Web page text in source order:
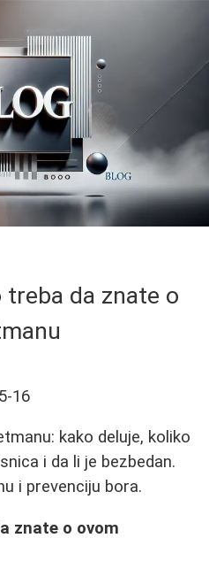
treba da znate o
16
kako deluje, koliko
i da li je bezbedan.
i prevenciju bora.
znate o ovom